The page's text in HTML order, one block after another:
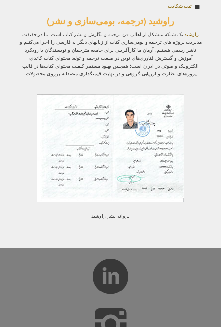
ثبت شکایت
راوشید (ترجمه، بومی‌سازی و نشر)
راوشید یک شبکه متشکل از اهالی فن ترجمه و نگارش و نشر کتاب است. ما در حقیقت
مدیریت پروژه‌ های ترجمه و بومی‌سازی کتاب از زبانهای دیگر به فارسی را اجرا می‌کنیم و
ناشر رسمی هستیم. آرمان ما کارآفرینی برای جامعه مترجمان و نویسندگان با رویکرد
آموزش و گسترش فناوری‌های نوین در صنعت ترجمه و تولید محتوای کتاب کاغذی،
الکترونیک و صوتی در ایران است؛ همچنین بهبود مستمر کیفیت محتوای کتاب‌ها در قالب
پروژه‌های نظارت و ارزیابی گروهی و در نهایت قیمتگذاری منصفانه برروی محصولات.
پروانه نشر راوشید